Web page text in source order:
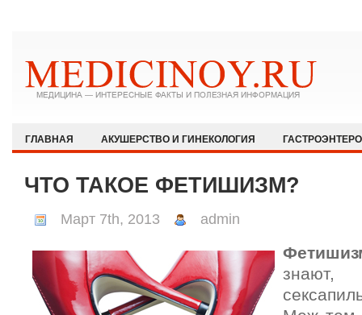
ГЛАВНАЯ АКУШЕРСТВО И ГИНЕКОЛОГИЯ
КАРДИОЛОГИЯ
МЕДИЦИНА И ОБЩЕСТВО
НЕВРОЛОГИЯ
ОФТАЛЬМОЛОГИЯ
ПЕДИАТРИЯ
ПСИХИАТРИЯ И
РЕВМАТОЛОГИЯ И НЕФРОЛОГИЯ
СЕКСОЛОГИЯ
ХИРУРГИЯ
ЭКСТРЕННАЯ МЕДИЦИНА ЭНДОКРИНОЛОГИЯ
ЧТО ТАКОЕ ФЕТИШИЗМ?
Март 7th, 2013 admin